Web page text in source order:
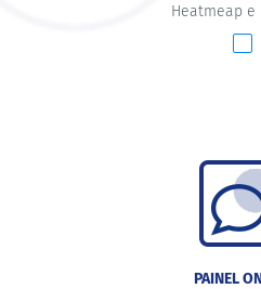
Heatmeap e
PAINEL